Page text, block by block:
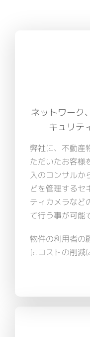
ネットワーク
キュリテ
弊社に、不動産
ただいたお客様
入のコンサルか
どを管理するセ
ティカメラなど
て行う事が可能
物件の利用者の
にコストの削減